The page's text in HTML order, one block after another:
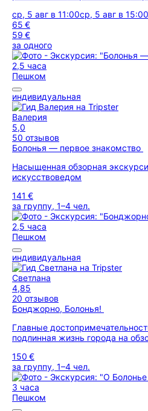
ср, 5 авг в 11:00ср, 5 авг в 15:00
65 €
59 €
за одного
2,5 часа
Пешком
индивидуальная
Валерия
5,0
50 отзывов
Болонья — первое знакомство
Насыщенная обзорная
искусствоведом
141 €
за группу, 1–4 чел.
2,5 часа
Пешком
индивидуальная
Светлана
4,85
20 отзывов
Бонджорно, Болонья!
Главные
подлинная жизнь города на
150 €
за группу, 1–4 чел.
3 часа
Пешком